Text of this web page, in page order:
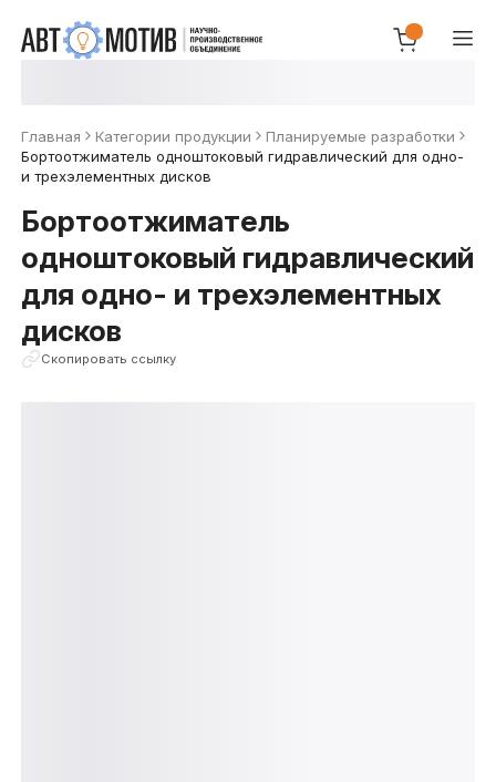
Главная Категории продукции
Планируемые разработки
Бортоотжиматель одноштоковый гидравлический для одно-
и трехэлементных дисков
Бортоотжиматель
одноштоковый гидравлический
для одно- и трехэлементных
дисков
Скопировать ссылку